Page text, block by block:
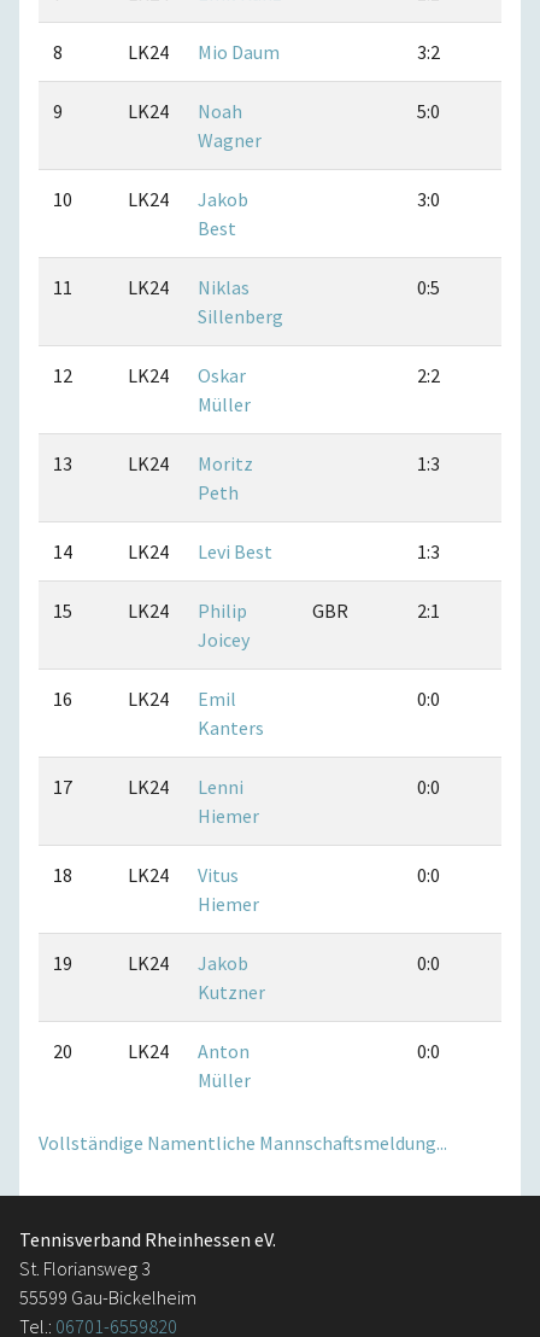
8 LK24 Mio Daum 3:2
9 LK24
Noah
Wagner
5:0
10 LK24
Jakob
Best
3:0
11 LK24
Niklas
Sillenberg
0:5
12 LK24
Oskar
Müller
2:2
13 LK24
Moritz
Peth
1:3
14 LK24 Levi Best 1:3
15 LK24
Philip
Joicey
GBR 2:1
16 LK24
Emil
Kanters
0:0
17 LK24
Lenni
Hiemer
0:0
18 LK24
Vitus
Hiemer
0:0
19 LK24
Jakob
Kutzner
0:0
20 LK24
Anton
Müller
0:0
Vollständige Namentliche Mannschaftsmeldung...
Tennisverband Rheinhessen eV.
St. Floriansweg 3
55599 Gau-Bickelheim
Tel.: 06701-6559820